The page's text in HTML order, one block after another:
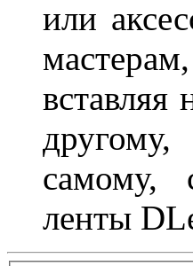
или
самому,
ленты